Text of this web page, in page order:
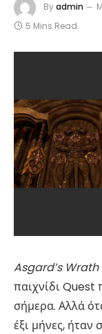
Byadmin
5 Mins Read
Asgard’s Wrath
παιχνίδι
σήμερα. Αλλά
έξι μήνες, ήταν